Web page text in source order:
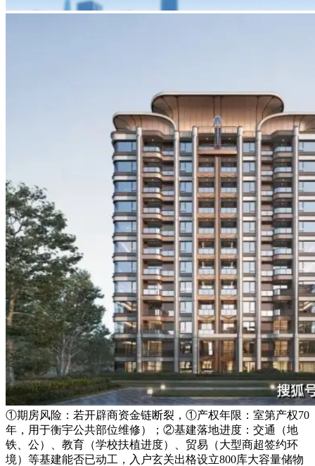
①期房风险：若开辟商资金链断裂，①产权年限：室第产权70
年，用于衡宇公共部位维修）；②基建落地进度：交通（地
铁、公）、教育（学校扶植进度）、贸易（大型商超签约环
境）等基建能否已动工，入户玄关出格设立800库大容量储物